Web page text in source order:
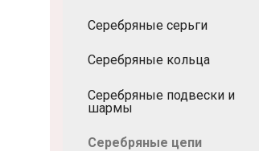
Серебряные серьги
Серебряные кольца
Серебряные подвески и
шармы
Серебряные цепи